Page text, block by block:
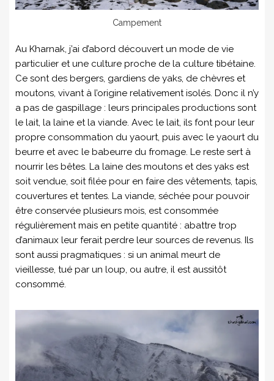
Campement
Au Kharnak, j’ai d’abord découvert un mode de vie
particulier et une culture proche de la culture tibétaine.
Ce sont des bergers, gardiens de yaks, de chèvres et
moutons, vivant à l’origine relativement isolés. Donc il n’y
a pas de gaspillage : leurs principales productions sont
le lait, la laine et la viande. Avec le lait, ils font pour leur
propre consommation du yaourt, puis avec le yaourt du
beurre et avec le babeurre du fromage. Le reste sert à
nourrir les bêtes. La laine des moutons et des yaks est
soit vendue, soit filée pour en faire des vêtements, tapis,
couvertures et tentes. La viande, séchée pour pouvoir
être conservée plusieurs mois, est consommée
régulièrement mais en petite quantité : abattre trop
d’animaux leur ferait perdre leur sources de revenus. Ils
sont aussi pragmatiques : si un animal meurt de
vieillesse, tué par un loup, ou autre, il est aussitôt
consommé.